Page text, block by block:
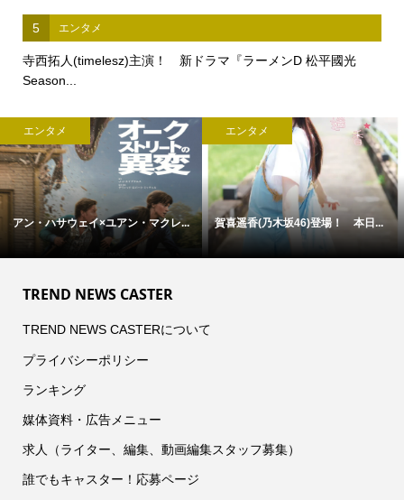
5 エンタメ
寺西拓人(timelesz)主演！ 新ドラマ『ラーメンD 松平國光
Season...
エンタメ
アン・ハサウェイ×ユアン・マクレ...
エンタメ
賀喜遥香(乃木坂46)登場！ 本日...
TREND NEWS CASTER
TREND NEWS CASTERについて
プライバシーポリシー
ランキング
媒体資料・広告メニュー
求人（ライター、編集、動画編集スタッフ募集）
誰でもキャスター！応募ページ